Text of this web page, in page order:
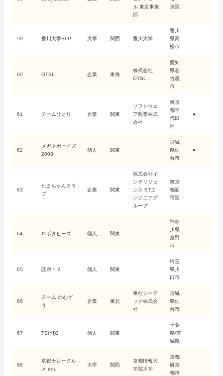
ル 東京事業
部
央区
59 香川大学SLP 大学 関西 香川大学
香川
県高
松市
60 OTSL 企業 東海
株式会社
OTSL
愛知
県名
古屋
市
61 チームひとり 企業 関東
ソフトウエ
ア興業株式
会社
東京
都千
代田
区
●
62
メガネボーイズ
2008
個人 関東
宮城
県仙
台市
●
63
たまちゃんクラ
ブ
企業 関東
株式会社イ
ンテリジェ
ンス ETエ
ンジニアグ
ループ
東京
都新
宿区
64 ロボタビーズ 個人 関東
神奈
川県
秦野
市
65 匠弟＾２ 個人 関東
埼玉
県川
口市
66
チーム のむぞ
う
企業 東北
東杜シーテ
ック株式会
社
宮城
県仙
台市
67 TS(YI)3 個人 関東
千葉
県/茨
城県
68
京都カレーグル
メ.edu
大学 関西
京都情報大
学院大学
京都
府京
都市